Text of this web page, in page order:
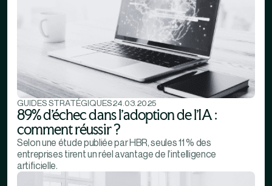
GUIDES STRATÉGIQUES24.03.2025
89% d’échec dans l’adoption de l’IA :
comment réussir ?
Selon une étude publiée par HBR, seules 11 % des
entreprises tirent un réel avantage de l’intelligence
artificielle.